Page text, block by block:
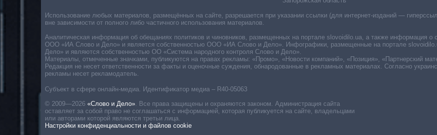
Субъект в сфере онлайн-медиа. Идентификатор медиа – R40-05063
© 2009—2026 «Слово и Дело». Все права защищены и охраняются законом. Администрация сайта
оставляет за собой право не соглашаться с информацией, которая публикуется на сайте, владельцами
или авторами которой являются третьи лица.
Настройки конфиденциальности и файлов cookie
Использование любых материалов, размещённых на сайте, разрешается при указании ссылки (для интернет-изданий —
вне зависимости от полного либо частичного использования материалов.
Аналитическая информация об обещаниях политиков и чиновников, размещенных на портале slovoidilo.ua, а также информация о
ООО «ИА Слово и Дело» и является собственностью ООО «ИА Слово и Дело». Инфографики, размещенные на портале
Дело» и являются собственностью ОО «Система народного контроля Слово и Дело».
Материалы, отмеченные значками, публикуются на правах рекламы: «Промо», «Новости компаний», «Позиция», «Партнерский
Редакция не несет ответственности за факты и оценочные суждения, обнародованные в рекламных материалах. Согласно
рекламы несет рекламодатель.